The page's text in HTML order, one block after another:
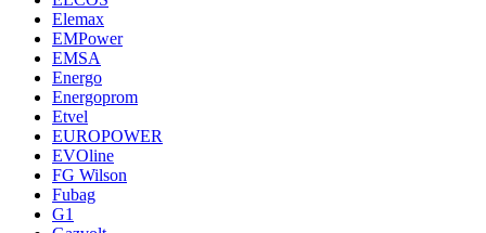
Elemax
EMPower
EMSA
Energo
Energoprom
Etvel
EUROPOWER
EVOline
FG Wilson
Fubag
G1